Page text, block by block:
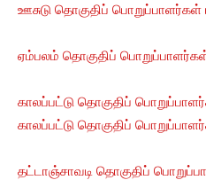
ஊசுடு தொகுதிப் பொறுப்பாளர்கள்
ஏம்பலம் தொகுதிப்
காலப்பட்டு தொகுதிப்
காலப்பட்டு தொகுதிப்
தட்டாஞ்சாவடி தொகுதிப்